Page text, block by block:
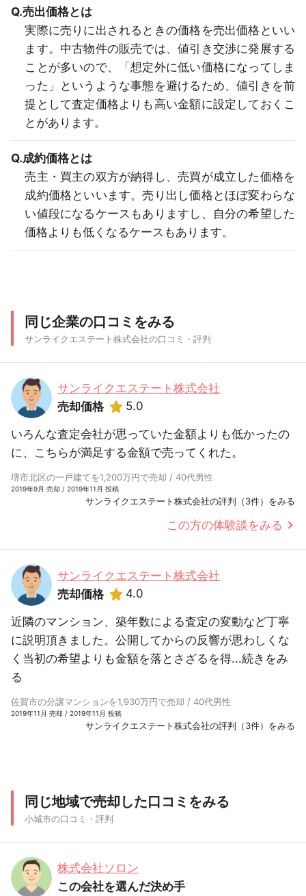
Q.売出価格とは
実際に売りに出されるときの価格を売出価格といい
ます。中古物件の販売では、値引き交渉に発展する
ことが多いので、「想定外に低い価格になってしま
った」というような事態を避けるため、値引きを前
提として査定価格よりも高い金額に設定しておくこ
とがあります。
Q.成約価格とは
売主・買主の双方が納得し、売買が成立した価格を
成約価格といいます。売り出し価格とほぼ変わらな
い値段になるケースもありますし、自分の希望した
価格よりも低くなるケースもあります。
同じ企業の口コミをみる
サンライクエステート株式会社の口コミ・評判
サンライクエステート株式会社
売却価格
5.0
いろんな査定会社が思っていた金額よりも低かったの
に、こちらが満足する金額で売ってくれた。
堺市北区の一戸建てを1,200万円で売却 / 40代男性
2019年9月 売却 / 2019年11月 投稿
サンライクエステート株式会社の評判（3件）をみる
この方の体験談をみる
サンライクエステート株式会社
売却価格
4.0
近隣のマンション、築年数による査定の変動など丁寧
に説明頂きました。公開してからの反響が思わしくな
く当初の希望よりも金額を落とさざるを得...続きをみ
る
佐賀市の分譲マンションを1,930万円で売却 / 40代男性
2019年11月 売却 / 2019年11月 投稿
サンライクエステート株式会社の評判（3件）をみる
同じ地域で売却した口コミをみる
小城市の口コミ・評判
株式会社ソロン
この会社を選んだ決め手